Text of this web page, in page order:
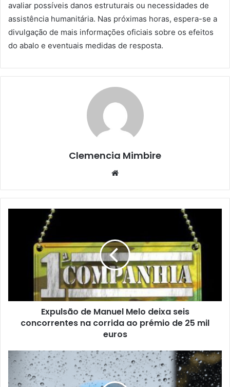
avaliar possíveis danos estruturais ou necessidades de
assistência humanitária. Nas próximas horas, espera-se a
divulgação de mais informações oficiais sobre os efeitos
do abalo e eventuais medidas de resposta.
Clemencia Mimbire
Website
Expulsão de Manuel Melo deixa seis
concorrentes na corrida ao prémio de 25 mil
euros